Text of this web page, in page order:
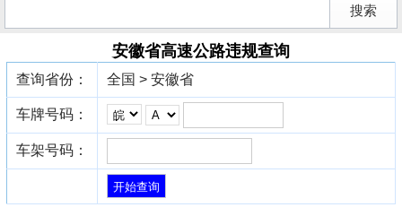
安徽省高速公路违规查询
查询省份： 全国 > 安徽省
车牌号码：
车架号码：